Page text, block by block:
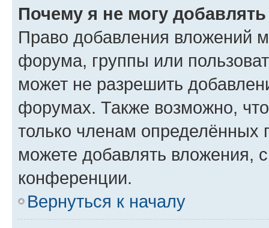
Почему я не могу
Право добавления вложений
форума, группы или
может не разрешить
форумах. Также возможно,
только членам определённых
можете добавлять вложения,
конференции.
Вернуться к началу